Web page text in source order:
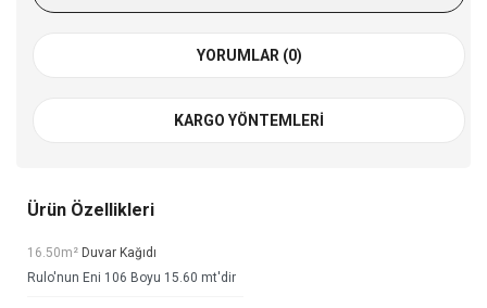
YORUMLAR (0)
KARGO YÖNTEMLERI
Ürün Özellikleri
16.50m² Duvar Kağıdı
Rulo'nun Eni 106 Boyu 15.60 mt'dir